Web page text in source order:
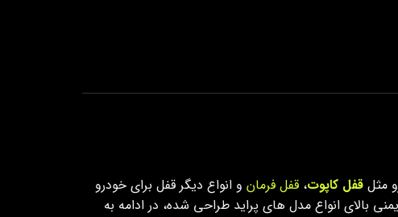
مثل قفل کاپوت، قفل فرمان و انواع دیگر قفل برای خودرو
بالای انواع مدل های پراید طراحی شده، در ادامه به